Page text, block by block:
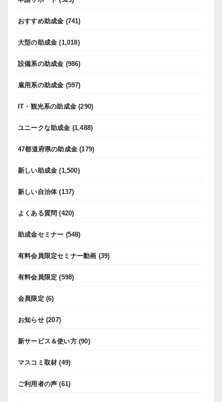
おすすめ助成金 (741)
大型の助成金 (1,018)
設備系の助成金 (986)
雇用系の助成金 (597)
IT・観光系の助成金 (290)
ユニークな助成金 (1,488)
47都道府県の助成金 (179)
新しい助成金 (1,500)
新しい自治体(137)
よくある質問 (420)
助成金セミナー (548)
有料会員限定セミナー動画 (39)
有料会員限定 (598)
会員限定 (6)
お知らせ(207)
新サービス＆使い方(90)
マスコミ取材 (49)
ご利用者の声 (61)